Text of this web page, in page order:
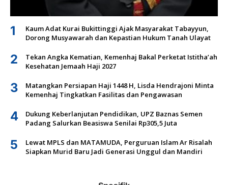
1
Kaum Adat Kurai Bukittinggi Ajak Masyarakat Tabayyun,
Dorong Musyawarah dan Kepastian Hukum Tanah Ulayat
2
Tekan Angka Kematian, Kemenhaj Bakal Perketat Istitha’ah
Kesehatan Jemaah Haji 2027
3
Matangkan Persiapan Haji 1448 H, Lisda Hendrajoni Minta
Kemenhaj Tingkatkan Fasilitas dan Pengawasan
4
Dukung Keberlanjutan Pendidikan, UPZ Baznas Semen
Padang Salurkan Beasiswa Senilai Rp305,5 Juta
5
Lewat MPLS dan MATAMUDA, Perguruan Islam Ar Risalah
Siapkan Murid Baru Jadi Generasi Unggul dan Mandiri